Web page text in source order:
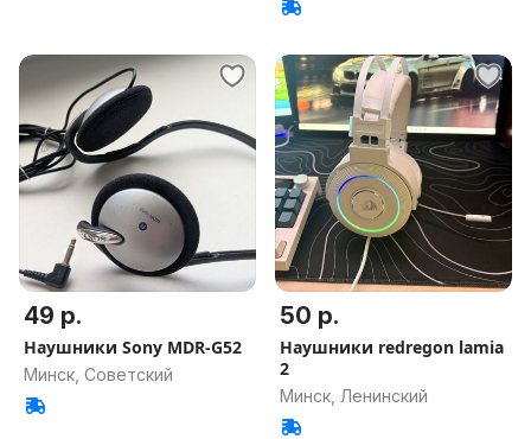
49 р.
Наушники Sony MDR-G52
Минск, Советский
50 р.
Наушники redregon lamia
2
Минск, Ленинский